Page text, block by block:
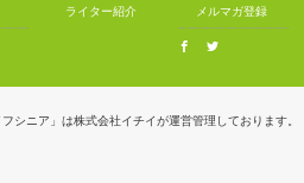
ライター紹介
メルマガ登録
シニア」は株式会社イチイが運営管理しております。